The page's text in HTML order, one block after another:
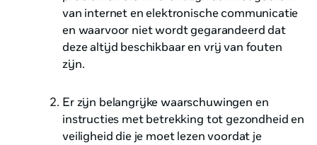
van internet en elektronische communicatie
en waarvoor niet wordt gegarandeerd dat
deze altijd beschikbaar en vrij van fouten
zijn.
Er zijn belangrijke waarschuwingen en
instructies met betrekking tot gezondheid en
veiligheid die je moet lezen voordat je